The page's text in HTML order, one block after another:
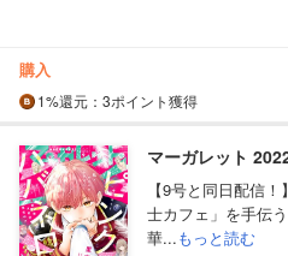
購入
1%還元 ：3ポイント獲得
マーガレット
【9号と同日配信
士カフェ」を手伝
華...もっと読む